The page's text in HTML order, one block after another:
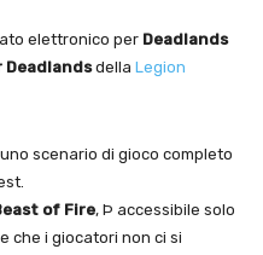
elettronico per Deadlands
Deadlandsdella Legion
scenario di gioco completo
of Fire, Þ accessibile solo
che i giocatori non ci si